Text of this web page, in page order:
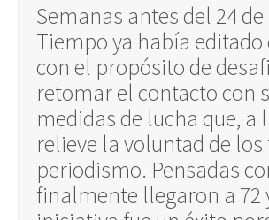
Semanas antes del 24
Tiempo ya había
con el propósito de
retomar el contacto con
medidas de lucha que, a
relieve la voluntad de
periodismo. Pensadas
finalmente llegaron a 72